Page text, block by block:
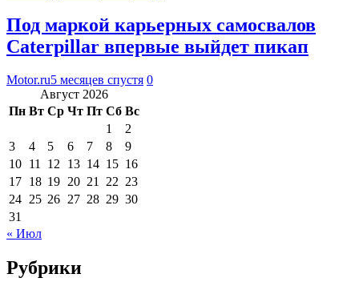
Под маркой карьерных самосвалов
Caterpillar впервые выйдет пикап
Motor.ru5 месяцев спустя 0
Август 2026
Пн Вт Ср Чт Пт Сб Вс
1
2
3
4 5 6 7 8
9
10 11 12 13 14 15 16
17 18 19 20 21 22 23
24 25 26 27 28 29 30
31
« Июл
Рубрики